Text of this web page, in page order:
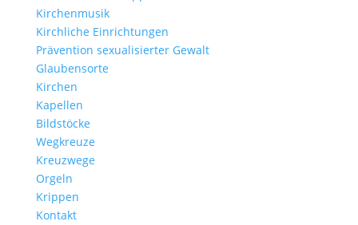
Kirchen­musik
Kirch­liche Einrichtungen
Präven­tion sexua­li­sierter Gewalt
Glau­ben­s­orte
Kirchen
Kapellen
Bild­stöcke
Wegkreuze
Kreuz­wege
Orgeln
Krippen
Kontakt